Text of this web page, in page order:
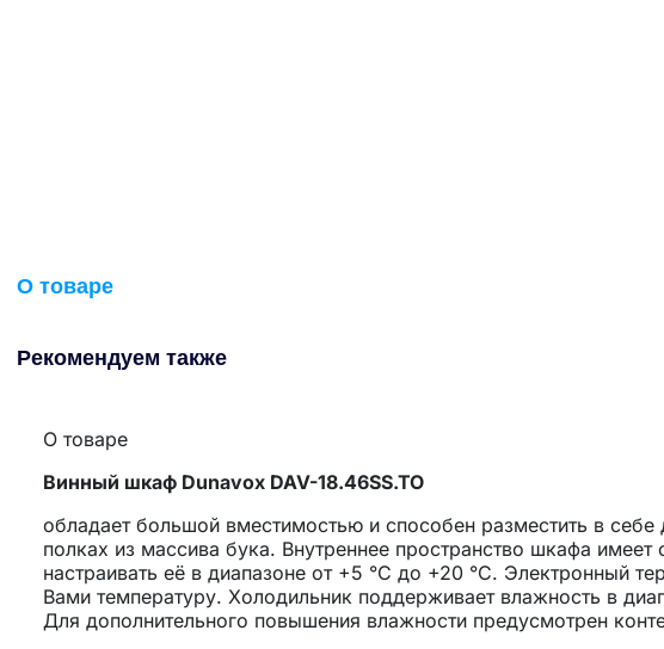
О товаре
Рекомендуем также
О товаре
Винный шкаф Dunavox DAV-18.46SS.TO
обладает большой вместимостью и способен разместить в
полках из массива бука. Внутреннее пространство шкафа
настраивать её в диапазоне от +5 °C до +20 °C. Электронный
Вами температуру. Холодильник поддерживает влажность в
Для дополнительного повышения влажности предусмотрен